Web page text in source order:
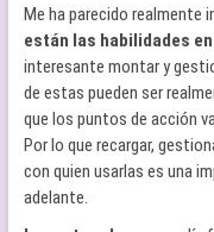
Me ha parecido realmente
están las habilidades
interesante montar y
de estas pueden ser
que los puntos de acción
Por lo que recargar,
con quien usarlas es una
adelante.